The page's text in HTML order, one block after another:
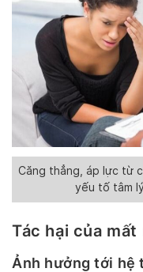
Căng thẳng, áp lực từ
yếu tố tâm
Tác hại của mất
Ảnh hưởng tới hệ